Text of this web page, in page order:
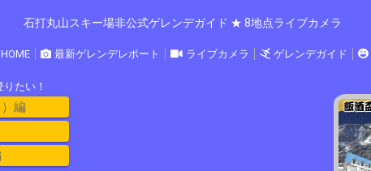
石打丸山スキー場非公式ゲレンデガイド ★ 8地点ライブカメラ
HOME 最新ゲレンデレポート ライブカメラ ゲレンデガイド
たい！
編